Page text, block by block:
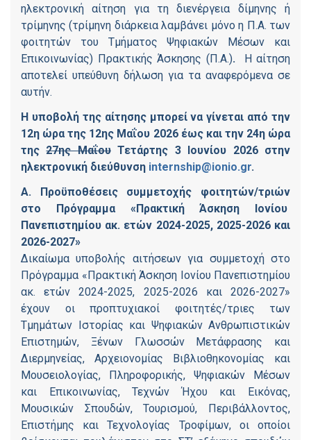
ηλεκτρονική αίτηση για τη διενέργεια δίμηνης ή
τρίμηνης (τρίμηνη διάρκεια λαμβάνει μόνο η Π.Α. των
φοιτητών του Τμήματος Ψηφιακών Μέσων και
Επικοινωνίας) Πρακτικής Άσκησης (Π.Α.).
Η αίτηση
αποτελεί υπεύθυνη δήλωση για τα αναφερόμενα σε
αυτήν.
Η υποβολή της αίτησης μπορεί να γίνεται από την
12η ώρα της 12ης Μαΐου 2026 έως και την 24η ώρα
της27ης ΜαΐουΤετάρτης 3 Ιουνίου 2026 στην
ηλεκτρονική διεύθυνση internship@ionio.gr.
Α. Προϋποθέσεις συμμετοχής φοιτητών/τριών
στο Πρόγραμμα «Πρακτική Άσκηση Ιονίου
Πανεπιστημίου ακ. ετών 2024-2025, 2025-2026 και
2026-2027»
Δικαίωμα υποβολής αιτήσεων για συμμετοχή στο
Πρόγραμμα «Πρακτική Άσκηση Ιονίου Πανεπιστημίου
ακ. ετών 2024-2025, 2025-2026 και 2026-2027»
έχουν οι προπτυχιακοί φοιτητές/τριες των
Τμημάτων Ιστορίας και Ψηφιακών Ανθρωπιστικών
Επιστημών, Ξένων Γλωσσών Μετάφρασης και
Διερμηνείας, Αρχειονομίας Βιβλιοθηκονομίας και
Μουσειολογίας, Πληροφορικής, Ψηφιακών Μέσων
και Επικοινωνίας, Τεχνών Ήχου και Εικόνας,
Μουσικών Σπουδών, Τουρισμού, Περιβάλλοντος,
Επιστήμης και Τεχνολογίας Τροφίμων, οι οποίοι